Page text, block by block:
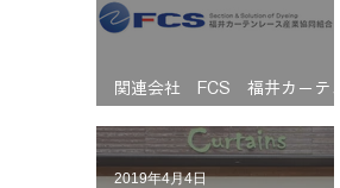
関連会社 FCS 福井カーテン
2019年4月4日